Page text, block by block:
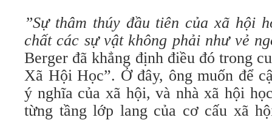
”Sự thâm thúy đầu tiên của xã hội
chất các sự vật không phải như vẻ
Berger đã khẳng định điều đó trong
Xã Hội Học”. Ở đây, ông muốn để
ý nghĩa của xã hội, và nhà xã hội
từng tầng lớp lang của cơ cấu xã